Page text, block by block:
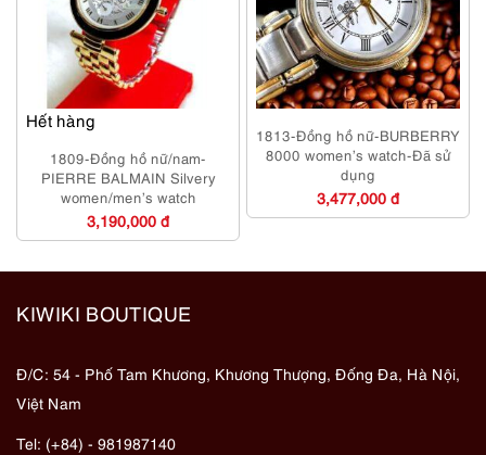
Hết hàng
1809-Đồng hồ nữ/nam-
PIERRE BALMAIN Silvery
women/men’s watch
3,190,000 đ
1813-Đồng hồ nữ-BURBERRY
8000 women’s watch-Đã sử
dụng
3,477,000 đ
KIWIKI BOUTIQUE
Đ/C: 54 - Phố Tam Khương, Khương Thượng, Đống Đa, Hà Nội,
Việt Nam
Tel: (+84) - 981987140